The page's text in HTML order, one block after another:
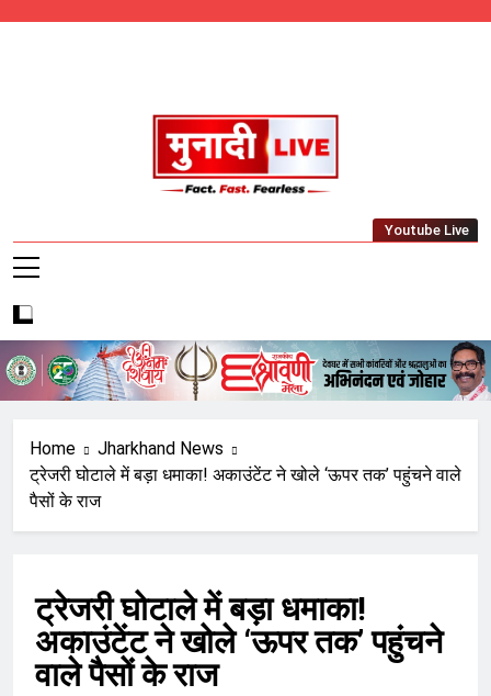
Munadi Live – Jharkhand's Leading Local
Youtube Live
Home
Jharkhand News
ट्रेजरी घोटाले में बड़ा धमाका! अकाउंटेंट ने खोले ‘ऊपर तक’ पहुंचने वाले
पैसों के राज
ट्रेजरी घोटाले में बड़ा धमाका!
अकाउंटेंट ने खोले ‘ऊपर तक’ पहुंचने
वाले पैसों के राज